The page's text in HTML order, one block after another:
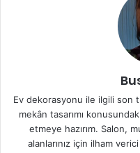
Ev dekorasyonu ile ilgili son
mekân tasarımı
etmeye hazırım. Salon,
alanlarınız için ilham